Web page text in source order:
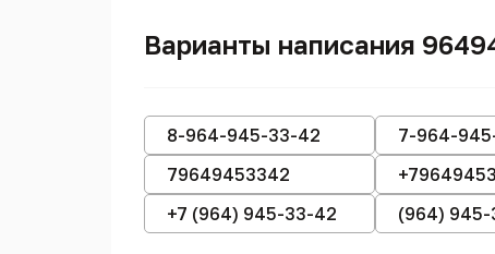
Варианты написания
8-964-945-33-42 7-964-
79649453342
+7 (964) 945-33-42
(964)